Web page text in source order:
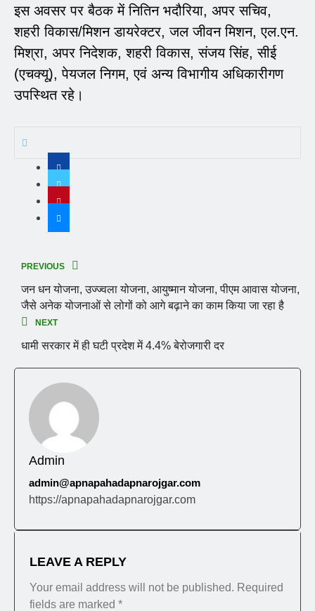
इस अवसर पर बैठक में नितिन भदौरिया, अपर सचिव,
शहरी विकास/मिशन डायरेक्टर, जल जीवन मिशन, एल.एन.
मिश्रा, अपर निदेशक, शहरी विकास, संजय सिंह, सीई
(एचक्यू), पेयजल निगम, एवं अन्य विभागीय अधिकारीगण
उपस्थित रहे।
PREVIOUS
जन धन योजना, उज्ज्वला योजना, आयुष्मान योजना, पीएम आवास योजना,
जैसे अनेक योजनाओं से लोगों को आगे बढ़ाने का काम किया जा रहा है
NEXT
धामी सरकार में ही घटी प्रदेश में 4.4% बेरोजगारी दर
Admin
admin@apnapahadapnarojgar.com
https://apnapahadapnarojgar.com
LEAVE A REPLY
Your email address will not be published. Required
fields are marked *